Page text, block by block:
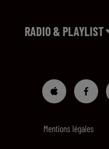
RADIO & PLAYLIST
Mentions légales